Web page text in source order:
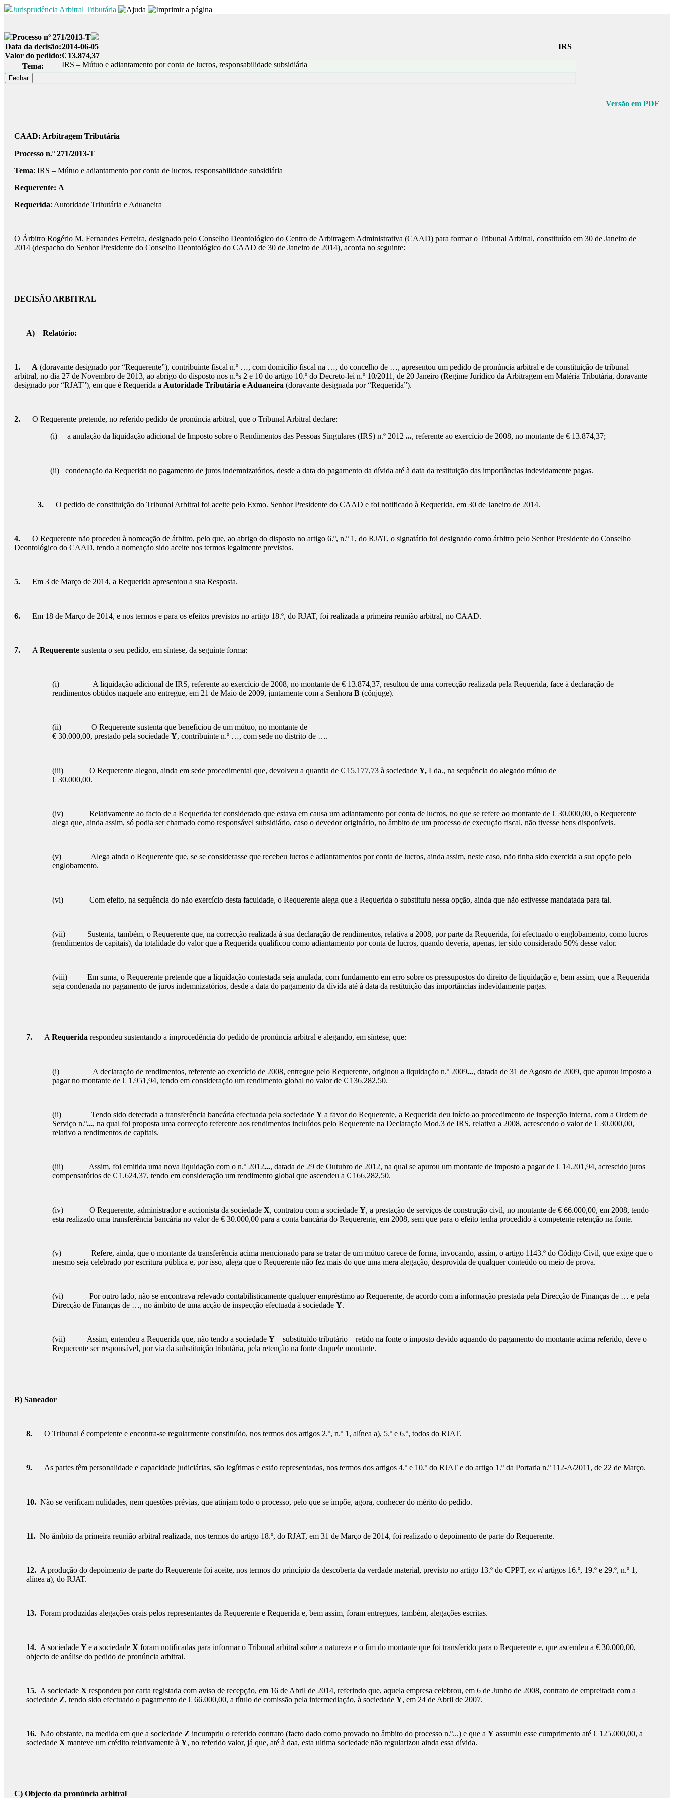
Jurisprudência Arbitral Tributária
Processo nº 271/2013-T
Data da decisão:2014-06-05
IRS
Valor do pedido:€ 13.874,37
Tema:
IRS – Mútuo e adiantamento por conta de lucros, responsabilidade subsidiária
Versão em PDF
CAAD: Arbitragem Tributária
Processo n.º 271/2013-T
Tema: IRS – Mútuo e adiantamento por conta de lucros, responsabilidade subsidiária
Requerente: A
Requerida: Autoridade Tributária e Aduaneira
O Árbitro Rogério M. Fernandes Ferreira, designado pelo Conselho Deontológico do Centro de Arbitragem Administrativa (CAAD) para formar o Tribunal Arbitral, constituído em 30 de Janeiro de
2014 (despacho do Senhor Presidente do Conselho Deontológico do CAAD de 30 de Janeiro de 2014), acorda no seguinte:
DECISÃO ARBITRAL
A) Relatório:
1. A (doravante designado por “Requerente”), contribuinte fiscal n.º …, com domicílio fiscal na …, do concelho de …, apresentou um pedido de pronúncia arbitral e de constituição de tribunal
arbitral, no dia 27 de Novembro de 2013, ao abrigo do disposto nos n.ºs 2 e 10 do artigo 10.º do Decreto-lei n.º 10/2011, de 20 Janeiro (Regime Jurídico da Arbitragem em Matéria Tributária, doravante
designado por “RJAT”), em que é Requerida a Autoridade Tributária e Aduaneira (doravante designada por “Requerida”).
2. O Requerente pretende, no referido pedido de pronúncia arbitral, que o Tribunal Arbitral declare:
(i) a anulação da liquidação adicional de Imposto sobre o Rendimentos das Pessoas Singulares (IRS) n.º 2012 ..., referente ao exercício de 2008, no montante de € 13.874,37;
(ii) condenação da Requerida no pagamento de juros indemnizatórios, desde a data do pagamento da dívida até à data da restituição das importâncias indevidamente pagas.
3.O pedido de constituição do Tribunal Arbitral foi aceite pelo Exmo. Senhor Presidente do CAAD e foi notificado à Requerida, em 30 de Janeiro de 2014.
4. O Requerente não procedeu à nomeação de árbitro, pelo que, ao abrigo do disposto no artigo 6.º, n.º 1, do RJAT, o signatário foi designado como árbitro pelo Senhor Presidente do Conselho
Deontológico do CAAD, tendo a nomeação sido aceite nos termos legalmente previstos.
5. Em 3 de Março de 2014, a Requerida apresentou a sua Resposta.
6. Em 18 de Março de 2014, e nos termos e para os efeitos previstos no artigo 18.º, do RJAT, foi realizada a primeira reunião arbitral, no CAAD.
7. A Requerente sustenta o seu pedido, em síntese, da seguinte forma:
(i) A liquidação adicional de IRS, referente ao exercício de 2008, no montante de € 13.874,37, resultou de uma correcção realizada pela Requerida, face à declaração de
rendimentos obtidos naquele ano entregue, em 21 de Maio de 2009, juntamente com a Senhora B(cônjuge).
(ii) O Requerente sustenta que beneficiou de um mútuo, no montante de
€ 30.000,00, prestado pela sociedade Y, contribuinte n.º …, com sede no distrito de ….
(iii) O Requerente alegou, ainda em sede procedimental que, devolveu a quantia de € 15.177,73 à sociedade Y,Lda., na sequência do alegado mútuo de
€ 30.000,00.
(iv) Relativamente ao facto de a Requerida ter considerado que estava em causa um adiantamento por conta de lucros, no que se refere ao montante de € 30.000,00, o Requerente
alega que, ainda assim, só podia ser chamado como responsável subsidiário, caso o devedor originário, no âmbito de um processo de execução fiscal, não tivesse bens disponíveis.
(v) Alega ainda o Requerente que, se se considerasse que recebeu lucros e adiantamentos por conta de lucros, ainda assim, neste caso, não tinha sido exercida a sua opção pelo
englobamento.
(vi) Com efeito, na sequência do não exercício desta faculdade, o Requerente alega que a Requerida o substituiu nessa opção, ainda que não estivesse mandatada para tal.
(vii) Sustenta, também, o Requerente que, na correcção realizada à sua declaração de rendimentos, relativa a 2008, por parte da Requerida, foi efectuado o englobamento, como lucros
(rendimentos de capitais), da totalidade do valor que a Requerida qualificou como adiantamento por conta de lucros, quando deveria, apenas, ter sido considerado 50% desse valor.
(viii) Em suma, o Requerente pretende que a liquidação contestada seja anulada, com fundamento em erro sobre os pressupostos do direito de liquidação e, bem assim, que a Requerida
seja condenada no pagamento de juros indemnizatórios, desde a data do pagamento da dívida até à data da restituição das importâncias indevidamente pagas.
7. A Requerida respondeu sustentando a improcedência do pedido de pronúncia arbitral e alegando, em síntese, que:
(i) A declaração de rendimentos, referente ao exercício de 2008, entregue pelo Requerente, originou a liquidação n.º 2009..., datada de 31 de Agosto de 2009, que apurou imposto a
pagar no montante de € 1.951,94, tendo em consideração um rendimento global no valor de € 136.282,50.
(ii) Tendo sido detectada a transferência bancária efectuada pela sociedade Ya favor do Requerente, a Requerida deu início ao procedimento de inspecção interna, com a Ordem de
Serviço n.º..., na qual foi proposta uma correcção referente aos rendimentos incluídos pelo Requerente na Declaração Mod.3 de IRS, relativa a 2008, acrescendo o valor de € 30.000,00,
relativo a rendimentos de capitais.
(iii) Assim, foi emitida uma nova liquidação com o n.º 2012..., datada de 29 de Outubro de 2012, na qual se apurou um montante de imposto a pagar de € 14.201,94, acrescido juros
compensatórios de € 1.624,37, tendo em consideração um rendimento global que ascendeu a € 166.282,50.
(iv) O Requerente, administrador e accionista da sociedade X, contratou com a sociedade Y, a prestação de serviços de construção civil, no montante de € 66.000,00, em 2008, tendo
esta realizado uma transferência bancária no valor de € 30.000,00 para a conta bancária do Requerente, em 2008, sem que para o efeito tenha procedido à competente retenção na fonte.
(v) Refere, ainda, que o montante da transferência acima mencionado para se tratar de um mútuo carece de forma, invocando, assim, o artigo 1143.º do Código Civil, que exige que o
mesmo seja celebrado por escritura pública e, por isso, alega que o Requerente não fez mais do que uma mera alegação, desprovida de qualquer conteúdo ou meio de prova.
(vi) Por outro lado, não se encontrava relevado contabilisticamente qualquer empréstimo ao Requerente, de acordo com a informação prestada pela Direcção de Finanças de … e pela
Direcção de Finanças de …, no âmbito de uma acção de inspecção efectuada à sociedade Y.
(vii) Assim, entendeu a Requerida que, não tendo a sociedade Y– substituído tributário – retido na fonte o imposto devido aquando do pagamento do montante acima referido, deve o
Requerente ser responsável, por via da substituição tributária, pela retenção na fonte daquele montante.
B) Saneador
8. O Tribunal é competente e encontra-se regularmente constituído, nos termos dos artigos 2.º, n.º 1, alínea a), 5.º e 6.º, todos do RJAT.
9. As partes têm personalidade e capacidade judiciárias, são legítimas e estão representadas, nos termos dos artigos 4.º e 10.º do RJAT e do artigo 1.º da Portaria n.º 112-A/2011, de 22 de Março.
10. Não se verificam nulidades, nem questões prévias, que atinjam todo o processo, pelo que se impõe, agora, conhecer do mérito do pedido.
11. No âmbito da primeira reunião arbitral realizada, nos termos do artigo 18.º, do RJAT, em 31 de Março de 2014, foi realizado o depoimento de parte do Requerente.
12. A produção do depoimento de parte do Requerente foi aceite, nos termos do princípio da descoberta da verdade material, previsto no artigo 13.º do CPPT, ex vi artigos 16.º, 19.º e 29.º, n.º 1,
alínea a), do RJAT.
13. Foram produzidas alegações orais pelos representantes da Requerente e Requerida e, bem assim, foram entregues, também, alegações escritas.
14. A sociedade Ye a sociedade X foram notificadas para informar o Tribunal arbitral sobre a natureza e o fim do montante que foi transferido para o Requerente e, que ascendeu a € 30.000,00,
objecto de análise do pedido de pronúncia arbitral.
15. A sociedade X respondeu por carta registada com aviso de recepção, em 16 de Abril de 2014, referindo que, aquela empresa celebrou, em 6 de Junho de 2008, contrato de empreitada com a
sociedade Z, tendo sido efectuado o pagamento de € 66.000,00, a título de comissão pela intermediação, à sociedade Y, em 24 de Abril de 2007.
16. Não obstante, na medida em que a sociedade Z incumpriu o referido contrato (facto dado como provado no âmbito do processo n.º...) e que a Y assumiu esse cumprimento até € 125.000,00, a
sociedade X manteve um crédito relativamente à Y, no referido valor, já que, até à daa, esta ultima sociedade não regularizou ainda essa dívida.
C) Objecto da pronúncia arbitral